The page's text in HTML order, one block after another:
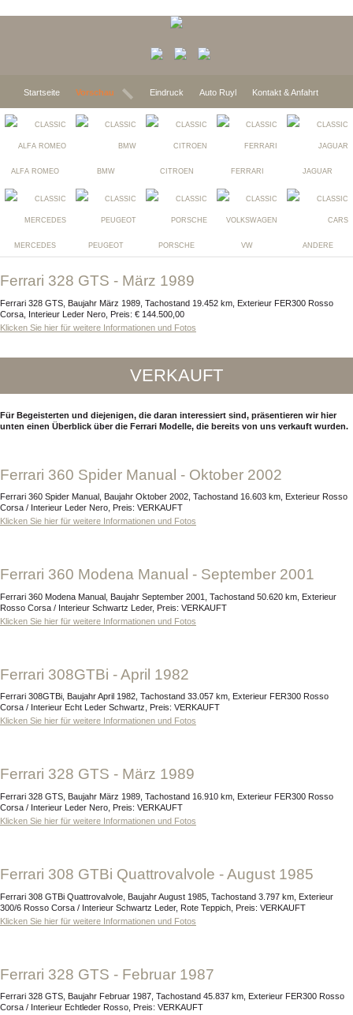
Startseite Vorschau Eindruck Auto Ruyl Kontakt & Anfahrt
ALFA ROMEO BMW CITROEN FERRARI JAGUAR
MERCEDES PEUGEOT PORSCHE VW ANDERE
Ferrari 328 GTS - März 1989
Ferrari 328 GTS, Baujahr März 1989, Tachostand 19.452 km, Exterieur FER300 Rosso
Corsa, Interieur Leder Nero, Preis: € 144.500,00
Klicken Sie hier für weitere Informationen und Fotos
VERKAUFT
Für Begeisterten und diejenigen, die daran interessiert sind, präsentieren wir hier
unten einen Überblick über die Ferrari Modelle, die bereits von uns verkauft wurden.
Ferrari 360 Spider Manual - Oktober 2002
Ferrari 360 Spider Manual, Baujahr Oktober 2002, Tachostand 16.603 km, Exterieur Rosso
Corsa / Interieur Leder Nero, Preis: VERKAUFT
Klicken Sie hier für weitere Informationen und Fotos
Ferrari 360 Modena Manual - September 2001
Ferrari 360 Modena Manual, Baujahr September 2001, Tachostand 50.620 km, Exterieur
Rosso Corsa / Interieur Schwartz Leder, Preis: VERKAUFT
Klicken Sie hier für weitere Informationen und Fotos
Ferrari 308GTBi - April 1982
Ferrari 308GTBi, Baujahr April 1982, Tachostand 33.057 km, Exterieur FER300 Rosso
Corsa / Interieur Echt Leder Schwartz, Preis: VERKAUFT
Klicken Sie hier für weitere Informationen und Fotos
Ferrari 328 GTS - März 1989
Ferrari 328 GTS, Baujahr März 1989, Tachostand 16.910 km, Exterieur FER300 Rosso
Corsa / Interieur Leder Nero, Preis: VERKAUFT
Klicken Sie hier für weitere Informationen und Fotos
Ferrari 308 GTBi Quattrovalvole - August 1985
Ferrari 308 GTBi Quattrovalvole, Baujahr August 1985, Tachostand 3.797 km, Exterieur
300/6 Rosso Corsa / Interieur Schwartz Leder, Rote Teppich, Preis: VERKAUFT
Klicken Sie hier für weitere Informationen und Fotos
Ferrari 328 GTS - Februar 1987
Ferrari 328 GTS, Baujahr Februar 1987, Tachostand 45.837 km, Exterieur FER300 Rosso
Corsa / Interieur Echtleder Rosso, Preis: VERKAUFT